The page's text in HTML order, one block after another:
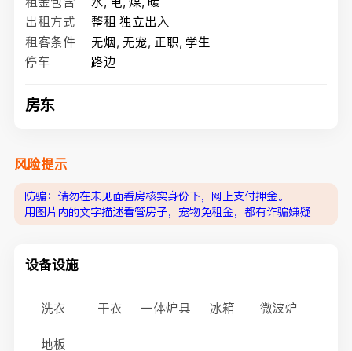
出租方式
整租 独立出入
租客条件
无烟, 无宠, 正职, 学生
停车
路边
房东
风险提示
防骗：请勿在未见面看房核实身份下，网上支付押金。
用图片内的文字描述看管房子，宠物免租金，都有诈骗嫌疑
设备设施
洗衣 干衣 一体炉具 冰箱 微波炉
地板